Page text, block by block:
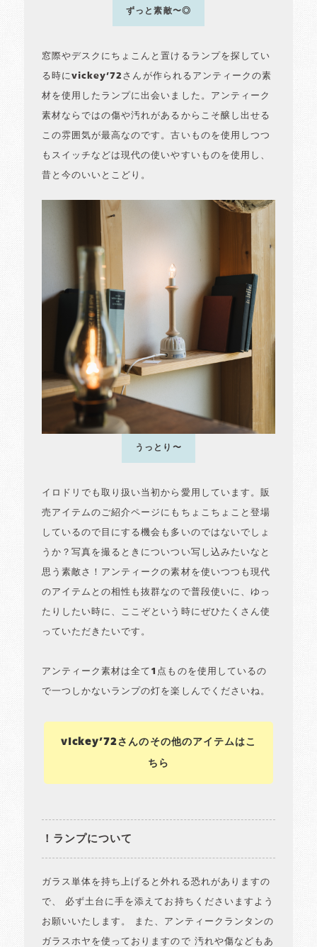
ずっと素敵〜◎
窓際やデスクにちょこんと置けるランプを探してい
る時にvickey’72さんが作られるアンティークの素
材を使用したランプに出会いました。アンティーク
素材ならではの傷や汚れがあるからこそ醸し出せる
この雰囲気が最高なのです。古いものを使用しつつ
もスイッチなどは現代の使いやすいものを使用し、
昔と今のいいとこどり。
うっとり〜
イロドリでも取り扱い当初から愛用しています。販
売アイテムのご紹介ページにもちょこちょこと登場
しているので目にする機会も多いのではないでしょ
うか？写真を撮るときについつい写し込みたいなと
思う素敵さ！アンティークの素材を使いつつも現代
のアイテムとの相性も抜群なので普段使いに、ゆっ
たりしたい時に、ここぞという時にぜひたくさん使
っていただきたいです。
アンティーク素材は全て1点ものを使用しているの
で一つしかないランプの灯を楽しんでくださいね。
vickey’72さんのその他のアイテムはこ
ちら
！ランプについて
ガラス単体を持ち上げると外れる恐れがありますの
で、 必ず土台に手を添えてお持ちくださいますよう
お願いいたします。 また、アンティークランタンの
ガラスホヤを使っておりますので 汚れや傷などもあ